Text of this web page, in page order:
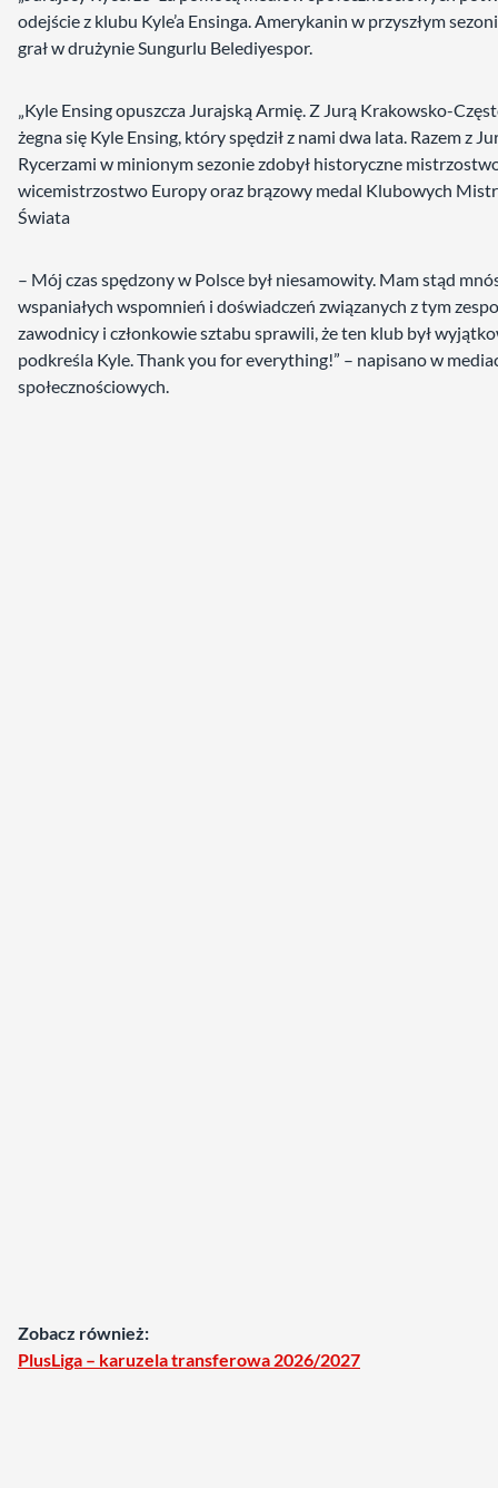
odejście z klubu Kyle’a Ensinga. Amerykanin w przyszłym
grał w drużynie Sungurlu Belediyespor.
„Kyle Ensing opuszcza Jurajską Armię. Z Jurą Krakowsko-
żegna się Kyle Ensing, który spędził z nami dwa lata. Razem z
Rycerzami w minionym sezonie zdobył historyczne
wicemistrzostwo Europy oraz brązowy medal Klubowych
Świata
– Mój czas spędzony w Polsce był niesamowity. Mam stąd
wspaniałych wspomnień i doświadczeń związanych z tym
zawodnicy i członkowie sztabu sprawili, że ten klub był
podkreśla Kyle. Thank you for everything!” – napisano w
społecznościowych.
Zobacz również:
PlusLiga – karuzela transferowa 2026/2027